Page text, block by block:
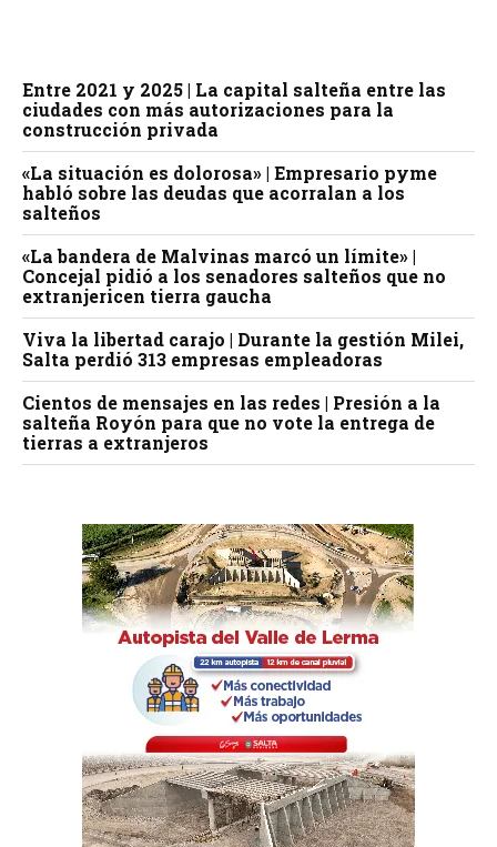
Entre 2021 y 2025 | La capital salteña entre las
ciudades con más autorizaciones para la
construcción privada
«La situación es dolorosa» | Empresario pyme
habló sobre las deudas que acorralan a los
salteños
«La bandera de Malvinas marcó un límite» |
Concejal pidió a los senadores salteños que no
extranjericen tierra gaucha
Viva la libertad carajo | Durante la gestión Milei,
Salta perdió 313 empresas empleadoras
Cientos de mensajes en las redes | Presión a la
salteña Royón para que no vote la entrega de
tierras a extranjeros